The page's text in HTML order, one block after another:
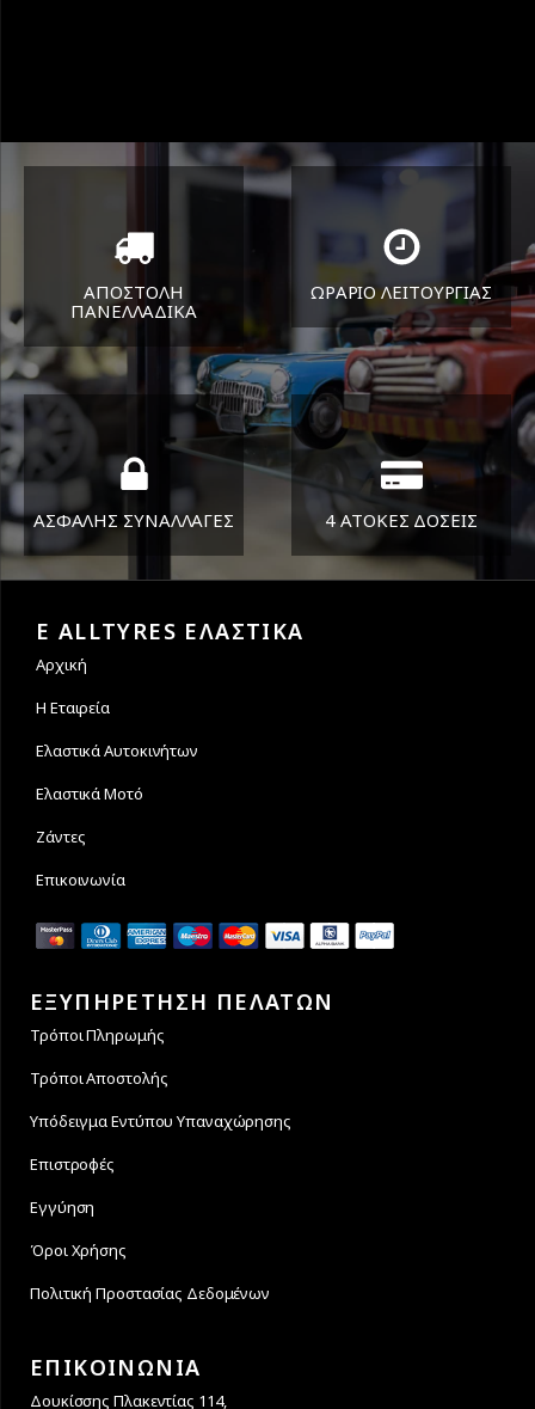
ΑΠΟΣΤΟΛΗ
ΠΑΝΕΛΛΑΔΙΚA
Όπου και αν είστε θα σας
στείλουμε τα ελαστικά σας
ΩΡΑΡΙΟ ΛΕΙΤΟΥΡΓΙΑΣ
ΔΕΥ-ΠΑΡ 8:30-17:30
ΣΑΒ 8:30-13:30
ΑΣΦΑΛΗΣ ΣΥΝΑΛΛΑΓΕΣ 4 ΑΤΟΚΕΣ ΔΟΣΕΙΣ
E ALLTYRES ΕΛΑΣΤΙΚΑ
Αρχική
Η Εταιρεία
Ελαστικά Αυτοκινήτων
Ελαστικά Μοτό
Ζάντες
Επικοινωνία
ΕΞΥΠΗΡΕΤΗΣΗ ΠΕΛΑΤΩΝ
Τρόποι Πληρωμής
Τρόποι Αποστολής
Υπόδειγμα Εντύπου Υπαναχώρησης
Επιστροφές
Εγγύηση
Όροι Χρήσης
Πολιτική Προστασίας Δεδομένων
ΕΠΙΚΟΙΝΩΝΙΑ
Δουκίσσης Πλακεντίας 114,